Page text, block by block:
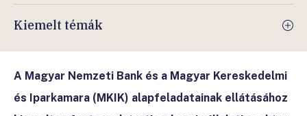
Kiemelt témák
A Magyar Nemzeti Bank és a Magyar Kereskedelmi
és Iparkamara (MKIK) alapfeladatainak ellátásához